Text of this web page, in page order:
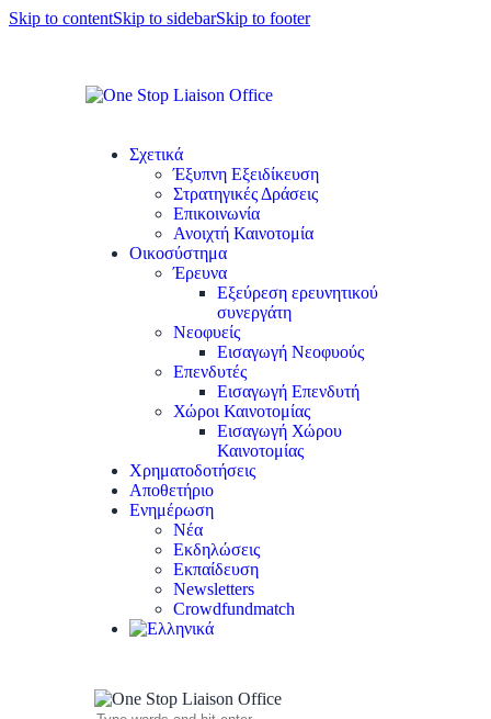
Skip to contentSkip to sidebarSkip to footer
Σχετικά
Έξυπνη Εξειδίκευση
Στρατηγικές Δράσεις
Επικοινωνία
Ανοιχτή Καινοτομία
Οικοσύστημα
Έρευνα
Εξεύρεση ερευνητικού
συνεργάτη
Νεοφυείς
Εισαγωγή Νεοφυούς
Επενδυτές
Εισαγωγή Επενδυτή
Χώροι Καινοτομίας
Εισαγωγή Χώρου
Καινοτομίας
Χρηματοδοτήσεις
Αποθετήριο
Ενημέρωση
Νέα
Εκδηλώσεις
Εκπαίδευση
Newsletters
Crowdfundmatch